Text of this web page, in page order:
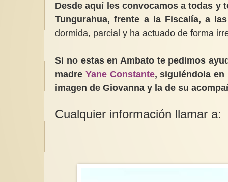
Desde aquí les convocamos a todas y
Tungurahua, frente a la Fiscalía, a
dormida, parcial y ha actuado de forma
Si no estas en Ambato te pedimos
madre Yane Constante, siguiéndola
imagen de Giovanna y la de su
Cualquier información llamar